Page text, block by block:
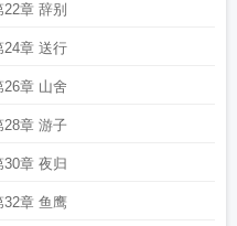
22章 辞别
24章 送行
26章 山舍
28章 游子
30章 夜归
32章 鱼鹰